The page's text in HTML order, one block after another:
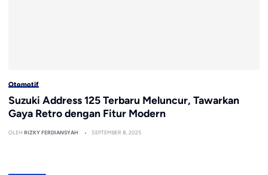
Otomotif
Suzuki Address 125 Terbaru Meluncur, Tawarkan
Gaya Retro dengan Fitur Modern
OLEH RIZKY FERDIANSYAH SEPTEMBER 8, 2025